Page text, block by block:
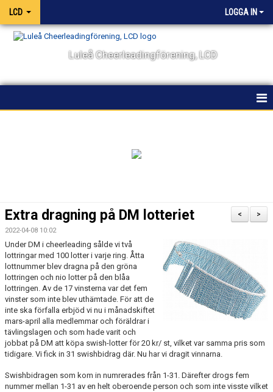
LCD LOGGA IN
Luleå Cheerleadingförening, LCD
VÅRA LAG OCH TRÄNARE
TÄVLING
LÄNKAR
>
<
Extra dragning på DM lotteriet
2022-04-08 10:02
Under DM i cheerleading sålde vi två
lottringar med 100 lotter i varje ring. Åtta
lottnummer blev dragna på den gröna
lottringen och nio lotter på den blåa
lottringen. Av de 17 vinsterna var det fem
vinster som inte blev uthämtade. För att de
inte ska förfalla erbjöd vi nu i månadskiftet
mars-april alla medlemmar och föräldrar i
tävlingslagen och som hade varit och
jobbat på DM att köpa swish-lotter för 20 kr/ st, vilket var samma pris som
tidigare. Vi fick in 31 swishbidrag där. Nu har vi dragit vinnarna.
Swishbidragen som kom in numrerades från 1-31. Därefter drogs fem
nummer mellan 1-31 av en helt oberoende person och som inte visste vilket